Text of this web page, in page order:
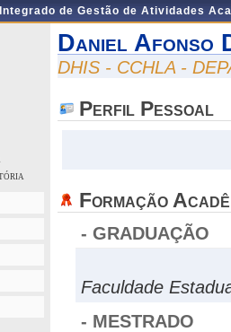
de Gestão de Atividades
Daniel Afonso
DHIS - CCHLA -
Perfil Pessoal
Formação
- GRADUAÇÃO
Faculdade
- MESTRADO